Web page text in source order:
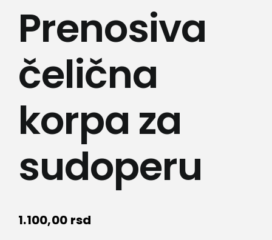
Prenosiva
čelična
korpa za
sudoperu
1.100,00 rsd